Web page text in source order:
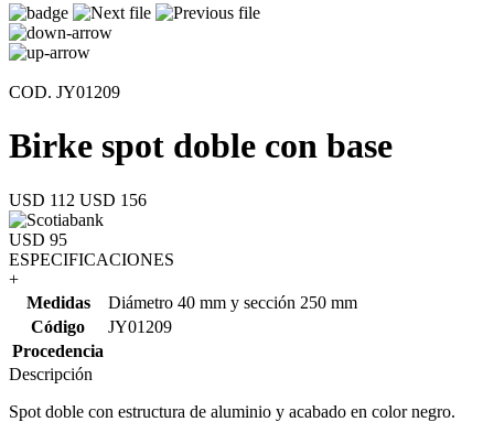
COD. JY01209
Birke spot doble con base
USD 112 USD 156
USD 95
ESPECIFICACIONES
+
Medidas
Diámetro 40 mm y sección 250 mm
Código
JY01209
Procedencia
Descripción
Spot doble con estructura de aluminio y acabado en color negro.